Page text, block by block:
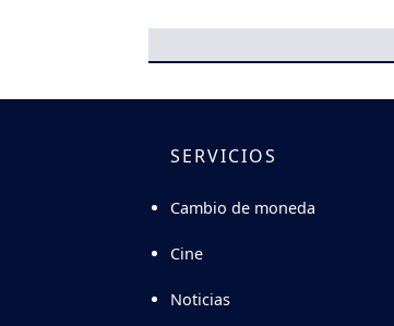
SERVICIOS
Cambio de moneda
Cine
Noticias